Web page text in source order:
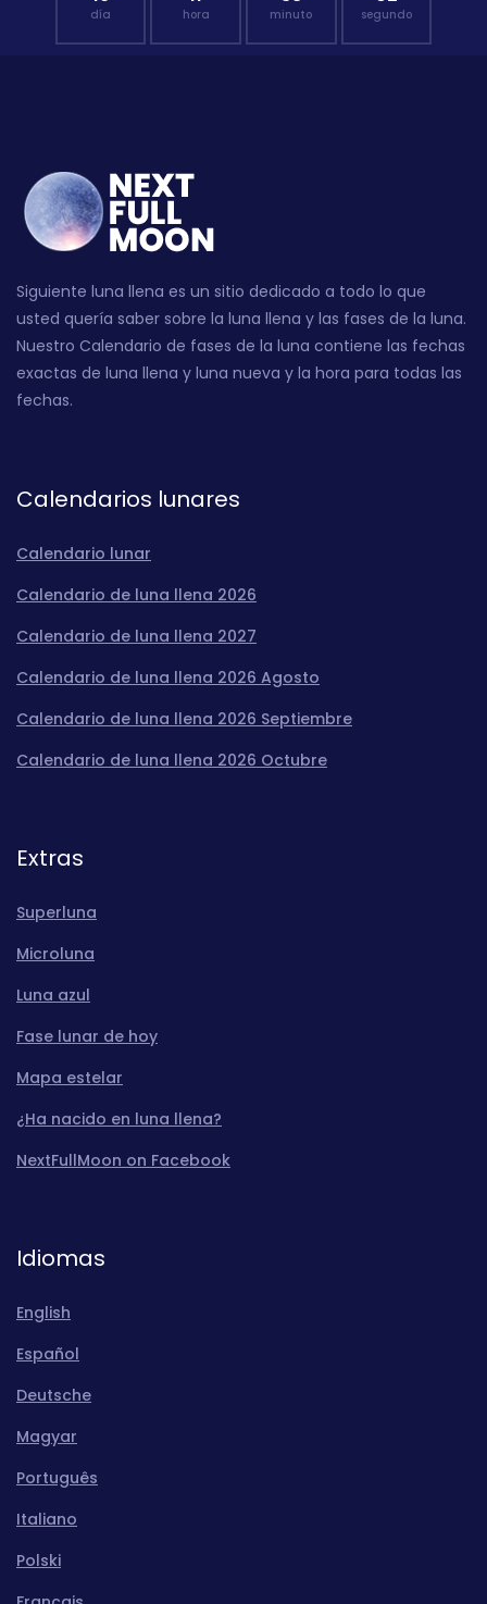
día hora minuto segundo
Siguiente luna llena es un sitio dedicado a todo lo que
usted quería saber sobre la luna llena y las fases de la luna.
Nuestro Calendario de fases de la luna contiene las fechas
exactas de luna llena y luna nueva y la hora para todas las
fechas.
Calendarios lunares
Calendario lunar
Calendario de luna llena 2026
Calendario de luna llena 2027
Calendario de luna llena 2026 Agosto
Calendario de luna llena 2026 Septiembre
Calendario de luna llena 2026 Octubre
Extras
Superluna
Microluna
Luna azul
Fase lunar de hoy
Mapa estelar
¿Ha nacido en luna llena?
NextFullMoon on Facebook
Idiomas
English
Español
Deutsche
Magyar
Português
Italiano
Polski